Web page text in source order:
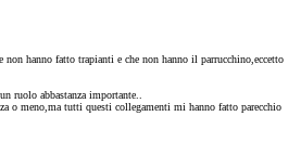
non hanno fatto trapianti e che non hanno il parrucchino,eccetto
ruolo abbastanza importante..
o meno,ma tutti questi collegamenti mi hanno fatto parecchio